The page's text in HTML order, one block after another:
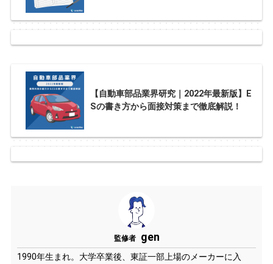
【自動車部品業界研究｜2022年最新版】E
Sの書き方から面接対策まで徹底解説！
監修者 gen
1990年生まれ。大学卒業後、東証一部上場のメーカーに入